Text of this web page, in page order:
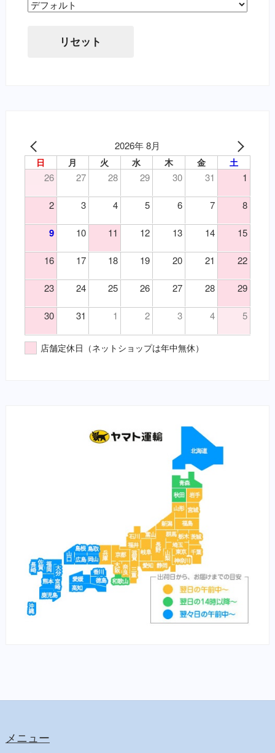
Sort Products
リセット
2026年 8月
日 月 火 水 木 金 土
26 27 28 29 30 31 1
2 3 4 5 6 7 8
9 10 11 12 13 14 15
16 17 18 19 20 21 22
23 24 25 26 27 28 29
30 31 1 2 3 4 5
店舗定休日（ネットショップは年中無休）
メニュー